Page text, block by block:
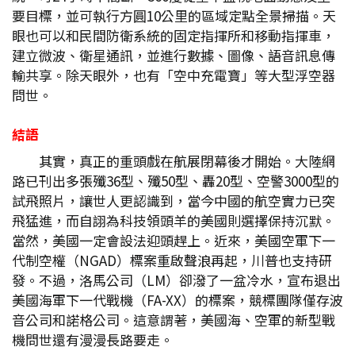
要目標，並可執行方圓10公里的區域定點全景掃描。天
眼也可以和民間防衛系統的固定指揮所和移動指揮車，
建立微波、衛星通訊，並進行數據、圖像、語音訊息傳
輸共享。除天眼外，也有「空中充電寶」等大型浮空器
問世。
結語
其實，真正的重頭戲在航展閉幕後才開始。大陸網
路已刊出多張殲36型、殲50型、轟20型、空警3000型的
試飛照片，讓世人更認識到，當今中國的航空實力已突
飛猛進，而自詡為科技領頭羊的美國則選擇保持沉默。
當然，美國一定會設法迎頭趕上。近來，美國空軍下一
代制空權（NGAD）標案重啟聲浪再起，川普也支持研
發。不過，洛馬公司（LM）卻潑了一盆冷水，宣布退出
美國海軍下一代戰機（FA-XX）的標案，競標團隊僅存波
音公司和諾格公司。這意謂著，美國海、空軍的新型戰
機問世還有漫漫長路要走。